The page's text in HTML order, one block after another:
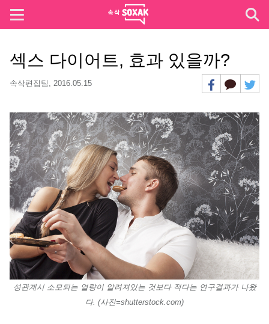
섹스 다이어트, 효과 있을까?
속삭편집팀, 2016.05.15
성관계시 소모되는 열량이 알려져있는 것보다 적다는 연구결과가 나왔
다. (사진=shutterstock.com)